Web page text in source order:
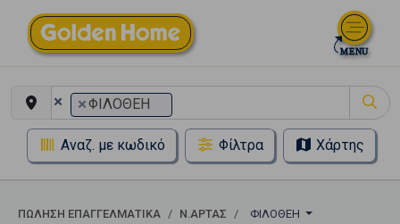
× ×ΦΙΛΟΘΕΗ
Αναζ. με κωδικό Φίλτρα Χάρτης
ΠΏΛΗΣΗ ΕΠΑΓΓΕΛΜΑΤΙΚΆ Ν.ΑΡΤΑΣ
ΦΙΛΟΘΕΗ